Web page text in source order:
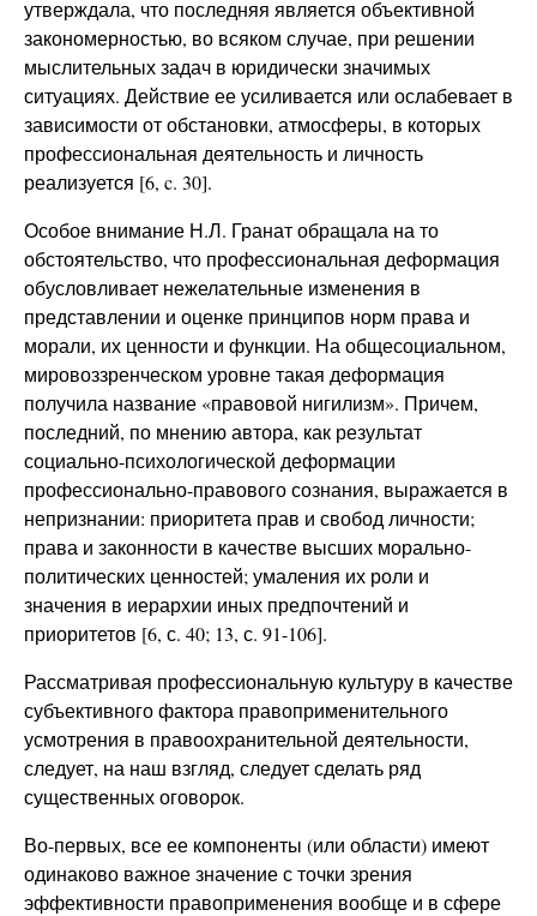
утверждала, что последняя является объективной
закономерностью, во всяком случае, при решении
мыслительных задач в юридически значимых
ситуациях. Действие ее усиливается или ослабевает в
зависимости от обстановки, атмосферы, в которых
профессиональная деятельность и личность
реализуется [6, c. 30].
Особое внимание Н.Л. Гранат обращала на то
обстоятельство, что профессиональная деформация
обусловливает нежелательные изменения в
представлении и оценке принципов норм права и
морали, их ценности и функции. На общесоциальном,
мировоззренческом уровне такая деформация
получила название «правовой нигилизм». Причем,
последний, по мнению автора, как результат
социально-психологической деформации
профессионально-правового сознания, выражается в
непризнании: приоритета прав и свобод личности;
права и законности в качестве высших морально-
политических ценностей; умаления их роли и
значения в иерархии иных предпочтений и
приоритетов [6, с. 40; 13, с. 91-106].
Рассматривая профессиональную культуру в качестве
субъективного фактора правоприменительного
усмотрения в правоохранительной деятельности,
следует, на наш взгляд, следует сделать ряд
существенных оговорок.
Во-первых, все ее компоненты (или области) имеют
одинаково важное значение с точки зрения
эффективности правоприменения вообще и в сфере